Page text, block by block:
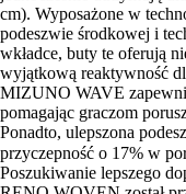
cm). Wyposażone w
podeszwie środkowej i
wkładce, buty te oferują
wyjątkową reaktywność
MIZUNO WAVE
pomagając graczom
Ponadto, ulepszona
przyczepność o 17% w
Poszukiwanie lepszego